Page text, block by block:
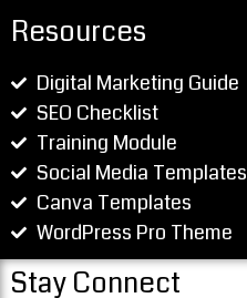
Resources
Digital Marketing Guide
SEO Checklist
Training Module
Social Media Templates
Canva Templates
WordPress Pro Theme
Stay Connect